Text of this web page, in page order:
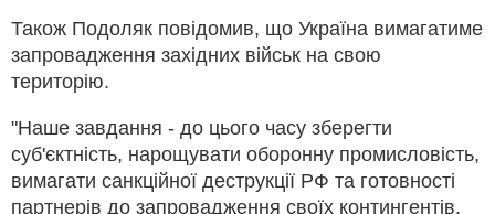
Також Подоляк повідомив, що Україна вимагатиме
запровадження західних військ на свою
територію.
"Наше завдання - до цього часу зберегти
суб'єктність, нарощувати оборонну промисловість,
вимагати санкційної деструкції РФ та готовності
партнерів до запровадження своїх контингентів.